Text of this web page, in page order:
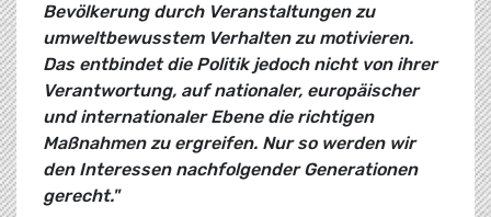
Bevölkerung durch Veranstaltungen zu
umweltbewusstem Verhalten zu motivieren.
Das entbindet die Politik jedoch nicht von ihrer
Verantwortung, auf nationaler, europäischer
und internationaler Ebene die richtigen
Maßnahmen zu ergreifen. Nur so werden wir
den Interessen nachfolgender Generationen
gerecht."